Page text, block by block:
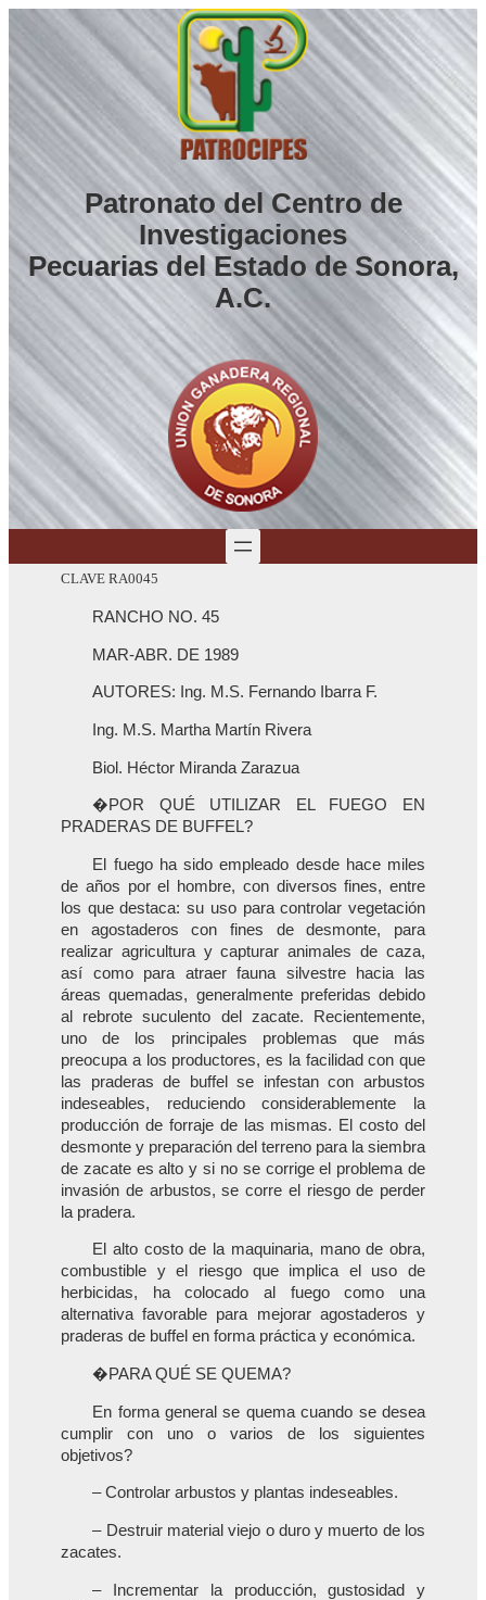
Saltar
al
contenido
Patronato del Centro de
Investigaciones
Pecuarias del Estado de Sonora,
A.C.
CLAVE RA0045
RANCHO NO. 45
MAR-ABR. DE 1989
AUTORES: Ing. M.S. Fernando Ibarra F.
Ing. M.S. Martha Martín Rivera
Biol. Héctor Miranda Zarazua
�POR QUÉ UTILIZAR EL FUEGO EN
PRADERAS DE BUFFEL?
El fuego ha sido empleado desde hace miles
de años por el hombre, con diversos fines, entre
los que destaca: su uso para controlar vegetación
en agostaderos con fines de desmonte, para
realizar agricultura y capturar animales de caza,
así como para atraer fauna silvestre hacia las
áreas quemadas, generalmente preferidas debido
al rebrote suculento del zacate. Recientemente,
uno de los principales problemas que más
preocupa a los productores, es la facilidad con que
las praderas de buffel se infestan con arbustos
indeseables, reduciendo considerablemente la
producción de forraje de las mismas. El costo del
desmonte y preparación del terreno para la siembra
de zacate es alto y si no se corrige el problema de
invasión de arbustos, se corre el riesgo de perder
la pradera.
El alto costo de la maquinaria, mano de obra,
combustible y el riesgo que implica el uso de
herbicidas, ha colocado al fuego como una
alternativa favorable para mejorar agostaderos y
praderas de buffel en forma práctica y económica.
�PARA QUÉ SE QUEMA?
En forma general se quema cuando se desea
cumplir con uno o varios de los siguientes
objetivos?
– Controlar arbustos y plantas indeseables.
– Destruir material viejo o duro y muerto de los
zacates.
– Incrementar la producción, gustosidad y